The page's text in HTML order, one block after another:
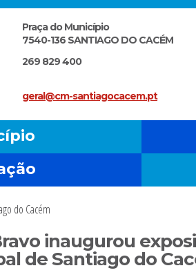
Praça do Município
7540-136 SANTIAGO DO CACÉM
269 829 400
geral@cm-santiagocacem.pt
do Cacém
inaugurou
de Santiago do